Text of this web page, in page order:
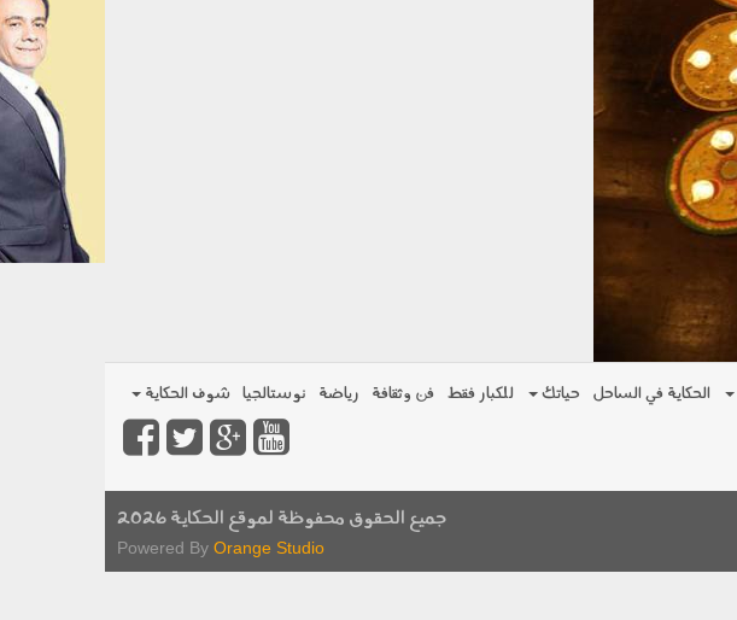
الحكاية في الساحل حياتك للكبار فقط فن وثقافة رياضة نوستالجيا شوف الحكاية
جميع الحقوق محفوظة لموقع الحكاية 2026
Powered By Orange Studio